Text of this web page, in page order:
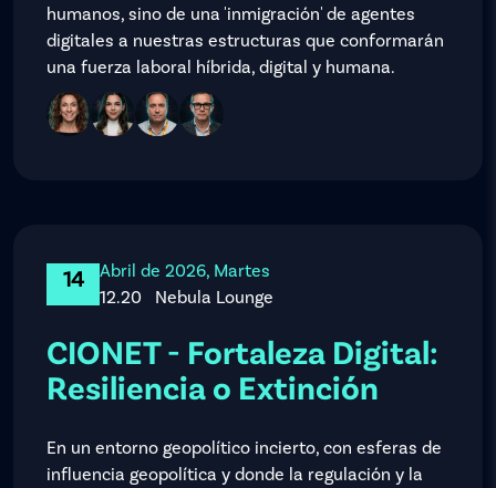
humanos, sino de una 'inmigración' de agentes
digitales a nuestras estructuras que conformarán
una fuerza laboral híbrida, digital y humana.
14
Abril de 2026, Martes
12.20
Nebula Lounge
CIONET - Fortaleza Digital:
Resiliencia o Extinción
En un entorno geopolítico incierto, con esferas de
influencia geopolítica y donde la regulación y la